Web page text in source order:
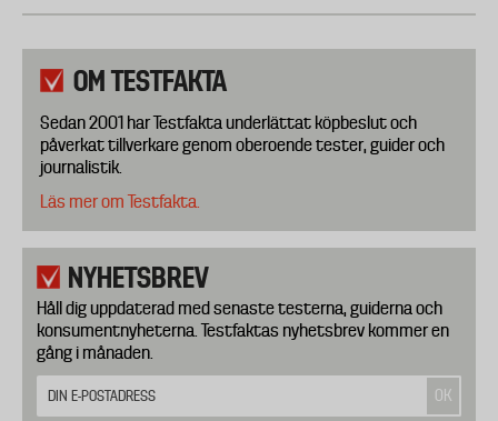
OM TESTFAKTA
Sedan 2001 har Testfakta underlättat köpbeslut och
påverkat tillverkare genom oberoende tester, guider och
journalistik.
Läs mer om Testfakta.
NYHETSBREV
Håll dig uppdaterad med senaste testerna, guiderna och
konsumentnyheterna. Testfaktas nyhetsbrev kommer en
gång i månaden.